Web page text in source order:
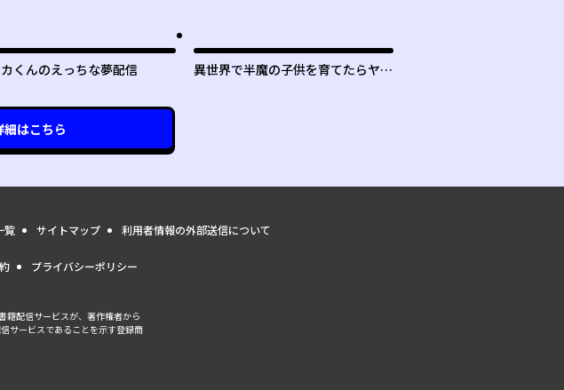
くんのえっちな夢配信
異世界で半魔の子供を育てたらヤン
細はこちら
覧 サイトマップ 利用者情報の外部送信について
プライバシーポリシー
籍配信サービスが、著作権者から
サービスであることを示す登録商